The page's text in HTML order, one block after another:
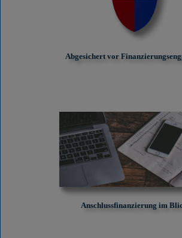
Abgesichert vor
Anschlussfinanzierung im